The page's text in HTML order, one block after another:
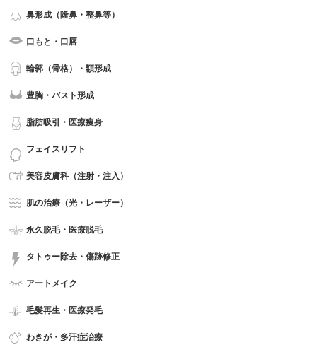
鼻形成（隆鼻・整鼻等）
口もと・口唇
輪郭（骨格）・額形成
豊胸・バスト形成
脂肪吸引・医療痩身
フェイスリフト
美容皮膚科（注射・注入）
肌の治療（光・レーザー）
永久脱毛・医療脱毛
タトゥー除去・傷跡修正
アートメイク
毛髪再生・医療発毛
わきが・多汗症治療